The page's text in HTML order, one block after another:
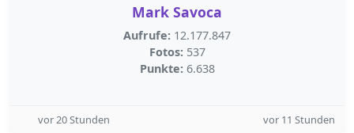
Mark Savoca
Aufrufe: 12.177.847
Fotos: 537
Punkte: 6.638
vor 20 Stunden vor 11 Stunden